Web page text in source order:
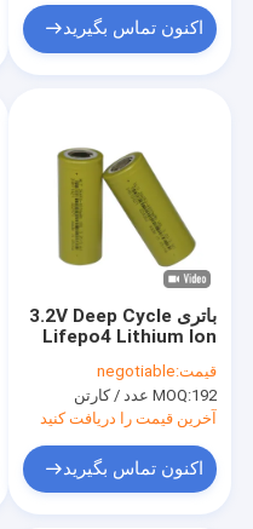
صفحه اصلی
محصولات
کنترل کیفیت
با ما تماس بگیرید
اکنون تماس بگیرید
باتری 3.2V Deep Cycle
Lifepo4 Lithium Ion
وسایل نقلیه الکتریکی
قیمت:negotiable
MOQ:192 عدد / کارتن
آخرین قیمت را دریافت کنید
اکنون تماس بگیرید